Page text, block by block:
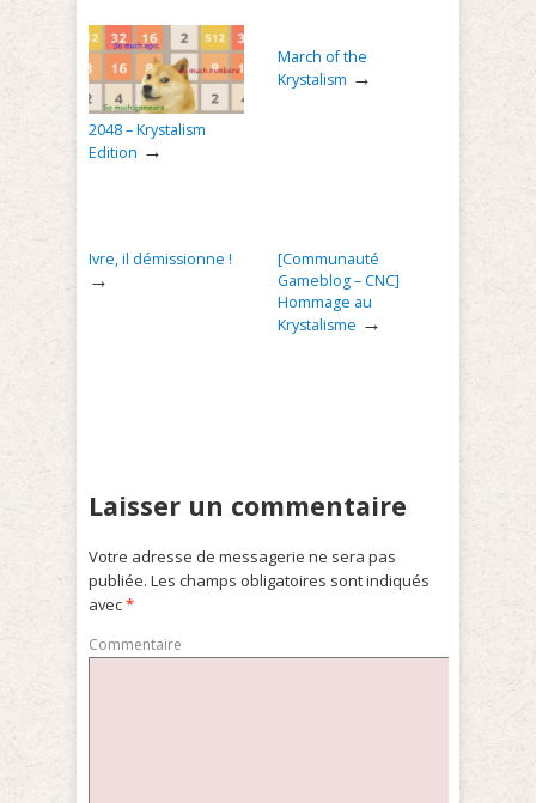
2048 – Krystalism
Edition →
March of the
Krystalism →
Ivre, il démissionne !
→
[Communauté
Gameblog – CNC]
Hommage au
Krystalisme →
Laisser un commentaire
Votre adresse de messagerie ne sera pas
publiée. Les champs obligatoires sont indiqués
avec*
Commentaire